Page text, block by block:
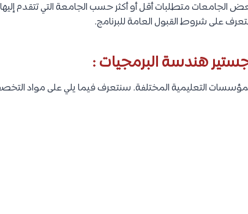
متطلبات أقل أو أكثر حسب الجامعة التي تتقدم إليها،
على شروط القبول العامة للبرنامج.
هندسة البرمجيات :
التعليمية المختلفة. سنتعرف فيما يلي على مواد